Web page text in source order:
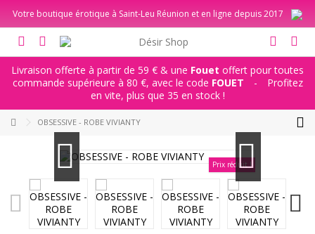
Votre boutique érotique à Saint-Leu Réunion et en ligne depuis 2017
Livraison offerte à partir de 59 € & une Fouet offert pour toutes
commande supérieure à 80 €, avec le code FOUET -
Profitez
en vite, plus que 35 en stock !
OBSESSIVE - ROBE VIVIANTY
Prix réduit !